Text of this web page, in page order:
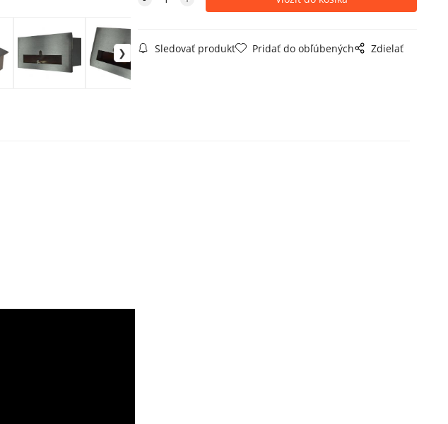
Sledovať produkt Pridať do obľúbených Zdielať